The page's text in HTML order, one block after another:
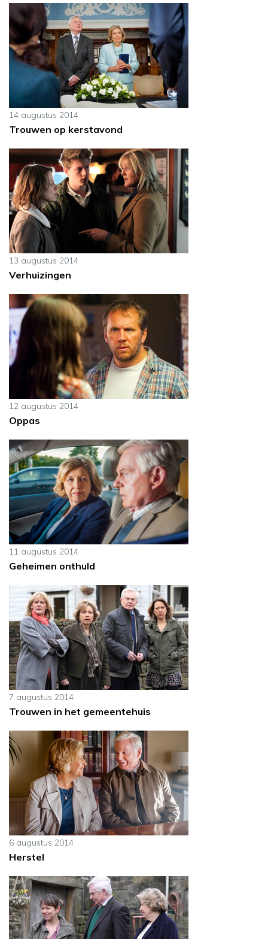
14 augustus 2014
Trouwen op kerstavond
13 augustus 2014
Verhuizingen
12 augustus 2014
Oppas
11 augustus 2014
Geheimen onthuld
7 augustus 2014
Trouwen in het gemeentehuis
6 augustus 2014
Herstel